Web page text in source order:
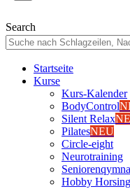
Search
Start­sei­te
Kur­se
Kurs-Kalen­­der
Body­Con­trol
Silent Relax
Pila­tesNEU
Cir­cle-eight
Neu­ro­trai­ning
Hob­by Hor­sing